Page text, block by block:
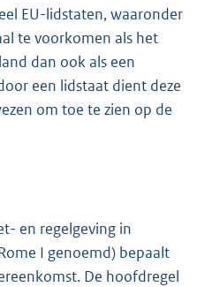
EU-lidstaten, waaronder
te voorkomen als het
dan ook als een
een lidstaat dient deze
om toe te zien op de
en regelgeving in
I genoemd) bepaalt
De hoofdregel